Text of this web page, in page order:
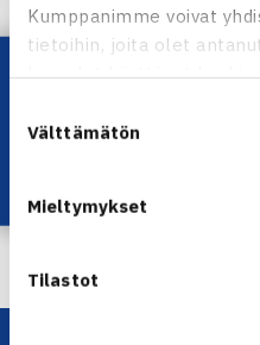
Kumppanimme voivat
tietoihin, joita olet
kun olet käyttänyt heidän
valinta
Välttämätön
Mieltymykset
Tilastot
Valko-Pallo
← Edellinen
Lataa OmaTennis!